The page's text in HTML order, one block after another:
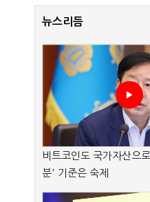
뉴스리듬
비트코인도 국가자산으
분' 기준은 숙제